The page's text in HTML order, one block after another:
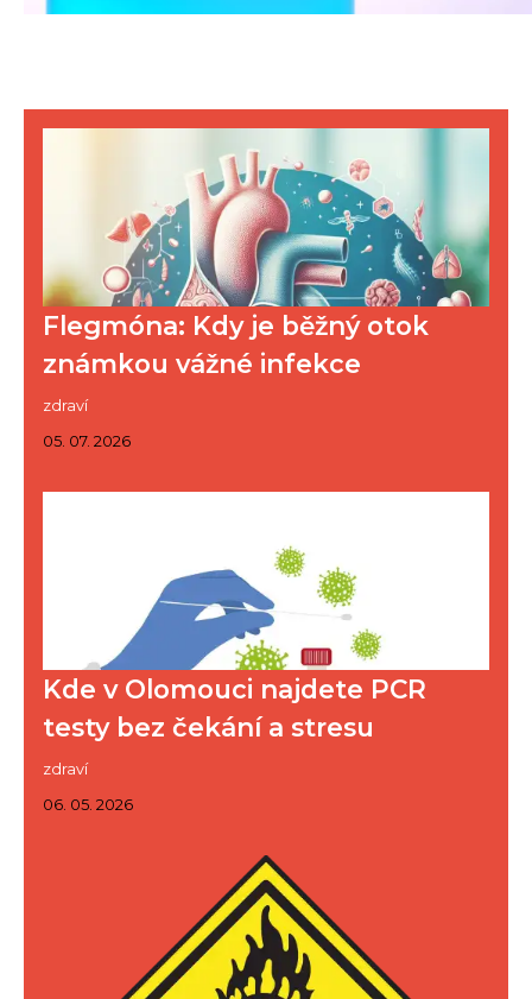
Flegmóna: Kdy je běžný otok
známkou vážné infekce
zdraví
05. 07. 2026
Kde v Olomouci najdete PCR
testy bez čekání a stresu
zdraví
06. 05. 2026